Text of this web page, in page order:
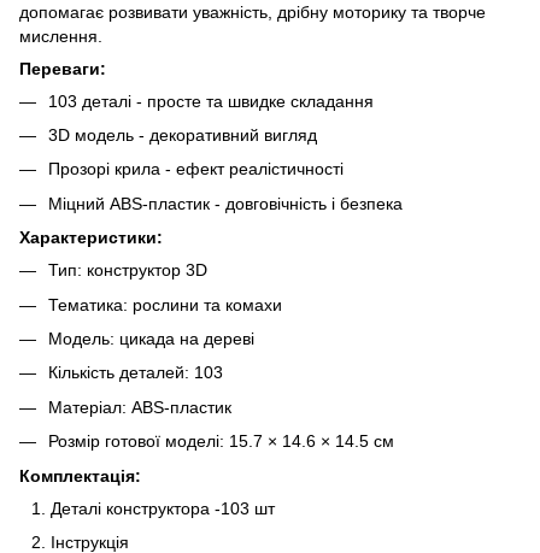
допомагає розвивати уважність, дрібну моторику та творче
мислення.
Переваги:
103 деталі - просте та швидке складання
3D модель - декоративний вигляд
Прозорі крила - ефект реалістичності
Міцний ABS-пластик - довговічність і безпека
Характеристики:
Тип: конструктор 3D
Тематика: рослини та комахи
Модель: цикада на дереві
Кількість деталей: 103
Матеріал: ABS-пластик
Розмір готової моделі: 15.7 × 14.6 × 14.5 см
Комплектація:
Деталі конструктора -103 шт
Інструкція